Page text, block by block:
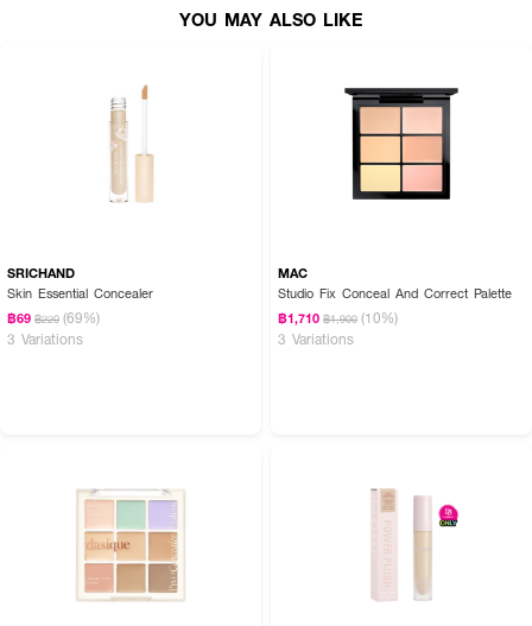
YOU MAY ALSO LIKE
SRICHAND
Skin Essential Concealer
฿69 ฿220 (69%)
3 Variations
MAC
Studio Fix Conceal And Correct Palette
฿1,710 ฿1,900 (10%)
3 Variations